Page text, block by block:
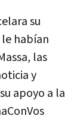
su
habían
las
y
apoyo a la